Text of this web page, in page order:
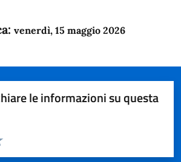
venerdì, 15 maggio 2026
le informazioni su questa
pagina
5 stelle su 5
stelle su 5
su 5
su 5